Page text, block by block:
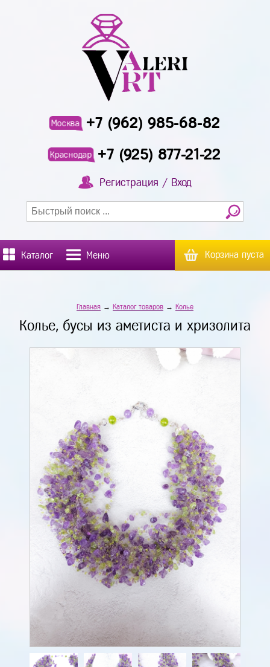
Москва +7 (962) 985-68-82
Краснодар +7 (925) 877-21-22
Регистрация / Вход
Каталог Меню Корзина пуста
Главная → Каталог товаров → Колье
Колье, бусы из аметиста и хризолита